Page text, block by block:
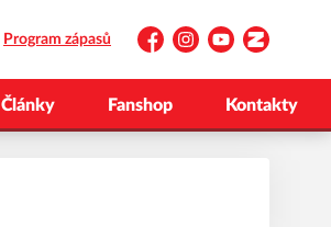
Program zápasů
FacebookInstagramYouTubeZonerama
Články Fanshop Kontakty